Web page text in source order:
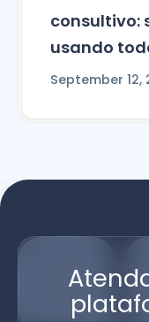
consultivo:
usando
September 12,